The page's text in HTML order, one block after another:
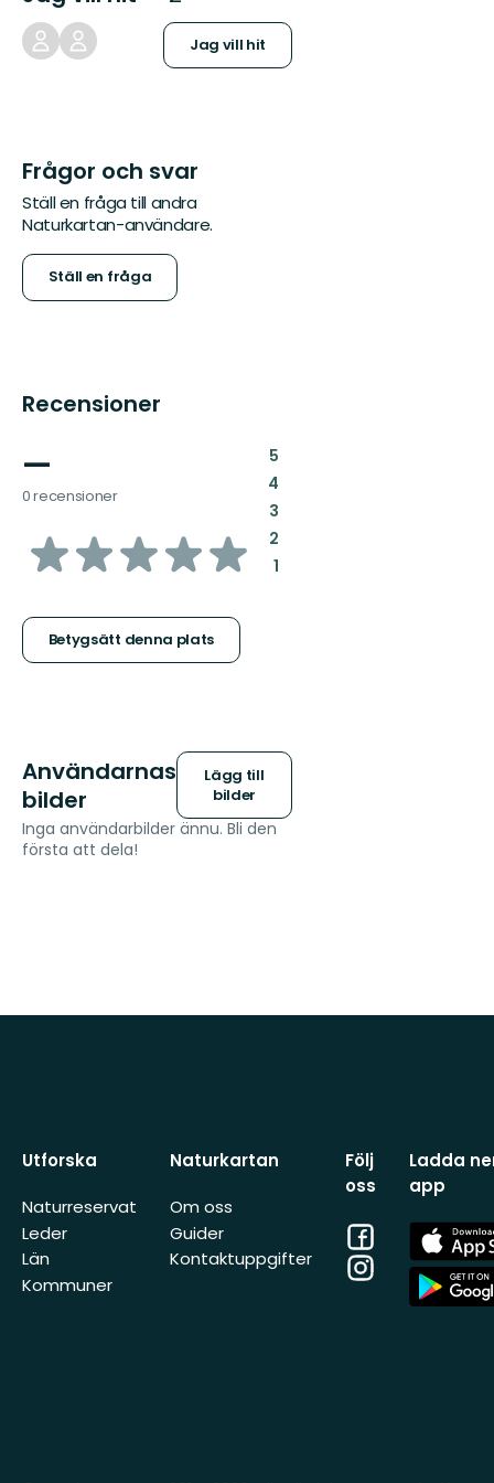
Jag vill hit
Frågor och svar
Ställ en fråga till andra
Naturkartan-användare.
Ställ en fråga
Recensioner
—
0 recensioner
av
stjärnor
Betygsätt denna plats
5:
4:
3:
2:
1:
Användarnas
bilder
Lägg till
bilder
Inga användarbilder ännu. Bli den
första att dela!
Utforska
Naturreservat
Leder
Län
Kommuner
Naturkartan
Om oss
Guider
Kontaktuppgifter
Följ
oss
Facebook
Instagram
Ladda
app
App
Store
App
Store